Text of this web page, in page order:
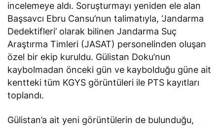
incelemeye aldı. Soruşturmayı yeniden ele alan
Başsavcı Ebru Cansu’nun talimatıyla, ‘Jandarma
Dedektifleri’ olarak bilinen Jandarma Suç
Araştırma Timleri (JASAT) personelinden oluşan
özel bir ekip kuruldu. Gülistan Doku’nun
kaybolmadan önceki gün ve kaybolduğu güne ait
kentteki tüm KGYS görüntüleri ile PTS kayıtları
toplandı.
Gülistan’a ait yeni görüntülerin de bulunduğu,